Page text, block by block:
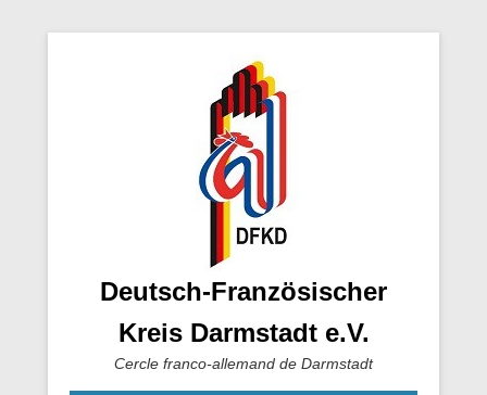
Deutsch-Französischer
Kreis Darmstadt e.V.
Cercle franco-allemand de Darmstadt